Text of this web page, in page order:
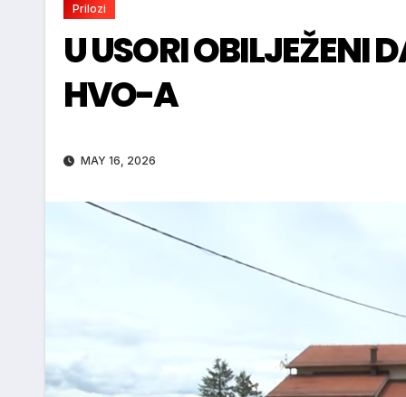
Prilozi
U USORI OBILJEŽENI
HVO-A
MAY 16, 2026